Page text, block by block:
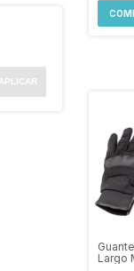
APLICAR
Largo